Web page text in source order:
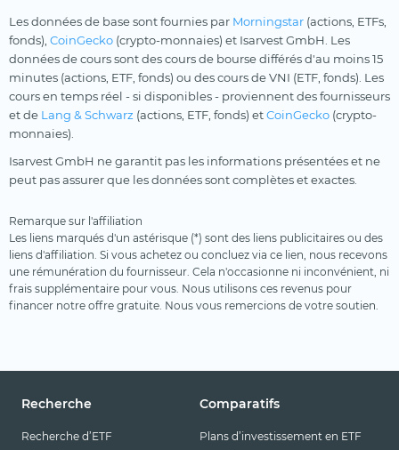
Les données de base sont fournies par Morningstar (actions, ETFs,
fonds), CoinGecko (crypto-monnaies) et Isarvest GmbH. Les
données de cours sont des cours de bourse différés d'au moins 15
minutes (actions, ETF, fonds) ou des cours de VNI (ETF, fonds). Les
cours en temps réel - si disponibles - proviennent des fournisseurs
et de Lang & Schwarz (actions, ETF, fonds) etCoinGecko (crypto-
monnaies).
Isarvest GmbH ne garantit pas les informations présentées et ne
peut pas assurer que les données sont complètes et exactes.
Remarque sur l'affiliation
Les liens marqués d'un astérisque (*) sont des liens publicitaires ou des
liens d'affiliation. Si vous achetez ou concluez via ce lien, nous recevons
une rémunération du fournisseur. Cela n'occasionne ni inconvénient, ni
frais supplémentaire pour vous. Nous utilisons ces revenus pour
financer notre offre gratuite. Nous vous remercions de votre soutien.
Recherche
Recherche d’ETF
Comparatifs
Plans d’investissement en ETF